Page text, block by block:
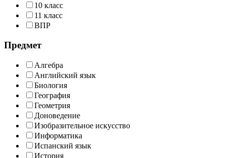
10 класс
11 класс
ВПР
Предмет
Алгебра
Английский язык
Биология
География
Геометрия
Доноведение
Изобразительное искусство
Информатика
Испанский язык
История